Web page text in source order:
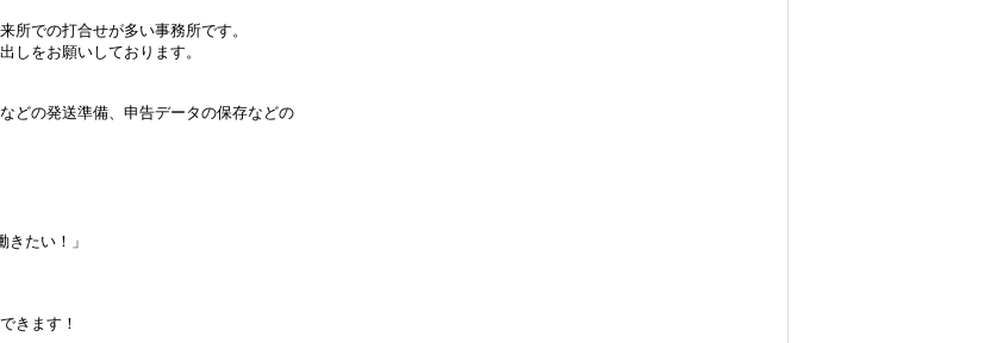
での打合せが多い事務所です。
をお願いしております。
の発送準備、申告データの保存などの
たい！」
きます！